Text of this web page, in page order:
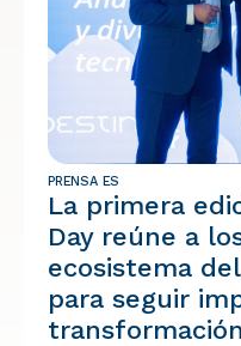
PRENSA ES
La primera
Day reúne a
ecosistema
para seguir